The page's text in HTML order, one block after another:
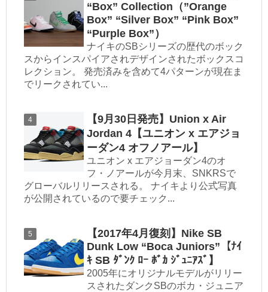
“Box” Collection（”Orange
Box” “Silver Box” “Pink Box”
“Purple Box”）
ナイキのSBシリーズの歴代のボック
スからインスパイアされデザインされたボックスコ
レクション。 発売済みを含めて4パターンが現在ま
でリークされてい...
【9月30日発売】Union x Air
Jordan 4【ユニオン x エアジョ
ーダン4 オフノアール】
ユニオン x エアジョーダン4のオ
フ・ノアールが今月末、SNKRSで
グローバルリリースされる。 ナイキより公式写真
が公開されているので要チェック...
【2017年4月復刻】Nike SB
Dunk Low “Boca Juniors”【ﾅｲ
ｷ SB ﾀﾞﾝｸ ﾛｰ ﾎﾞｶ ｼﾞｭﾆｱｽﾞ】
2005年にオリジナルモデルがリリー
スされたダンクSBのボカ・ジュニア